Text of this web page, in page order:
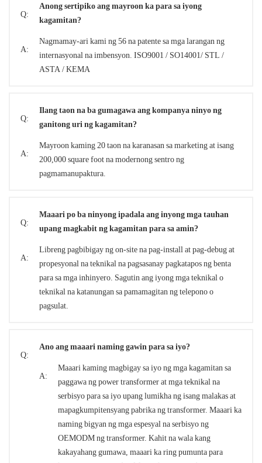
Q:
Anong sertipiko ang mayroon ka para sa iyong
kagamitan?
A:
Nagmamay-ari kami ng 56 na patente sa mga larangan ng
internasyonal na imbensyon. ISO9001 / SO14001/ STL /
ASTA / KEMA
Q:
Ilang taon na ba gumagawa ang kompanya ninyo ng
ganitong uri ng kagamitan?
A:
Mayroon kaming 20 taon na karanasan sa marketing at isang
200,000 square foot na modernong sentro ng
pagmamanupaktura.
Q:
Maaari po ba ninyong ipadala ang inyong mga tauhan
upang magkabit ng kagamitan para sa amin?
A:
Libreng pagbibigay ng on-site na pag-install at pag-debug at
propesyonal na teknikal na pagsasanay pagkatapos ng benta
para sa mga inhinyero. Sagutin ang iyong mga teknikal o
teknikal na katanungan sa pamamagitan ng telepono o
pagsulat.
Q:
Ano ang maaari naming gawin para sa iyo?
A:
Maaari kaming magbigay sa iyo ng mga kagamitan sa
paggawa ng power transformer at mga teknikal na
serbisyo para sa iyo upang lumikha ng isang malakas at
mapagkumpitensyang pabrika ng transformer. Maaari ka
naming bigyan ng mga espesyal na serbisyo ng
OEMODM ng transformer. Kahit na wala kang
kakayahang gumawa, maaari ka ring pumunta para